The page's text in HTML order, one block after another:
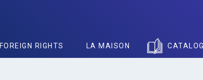
FOREIGN RIGHTS LA MAISON